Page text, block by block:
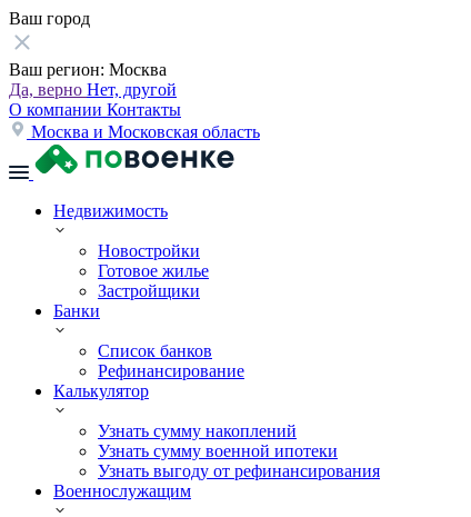
Ваш город
Ваш регион: Москва
Да, верно Нет, другой
О компании Контакты
Москва и Московская область
Недвижимость
Новостройки
Готовое жилье
Застройщики
Банки
Список банков
Рефинансирование
Калькулятор
Узнать сумму накоплений
Узнать сумму военной ипотеки
Узнать выгоду от рефинансирования
Военнослужащим